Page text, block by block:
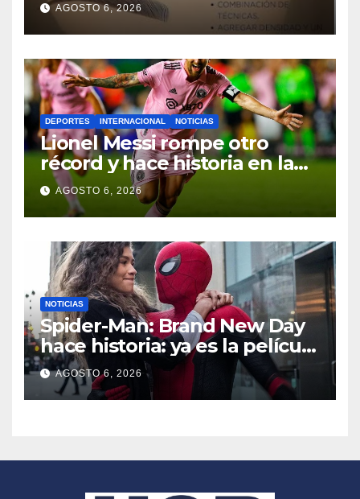
naturales
AGOSTO 6, 2026
DEPORTES INTERNACIONAL NOTICIAS
Lionel Messi rompe otro
récord y hace historia en la
Leagues Cup con Inter Miami
AGOSTO 6, 2026
NOTICIAS
Spider-Man: Brand New Day
hace historia: ya es la película
más taquillera de 2026
AGOSTO 6, 2026